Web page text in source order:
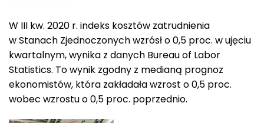
W III kw. 2020 r. indeks kosztów zatrudnienia
w Stanach Zjednoczonych wzrósł o 0,5 proc. w ujęciu
kwartalnym, wynika z danych Bureau of Labor
Statistics. To wynik zgodny z medianą prognoz
ekonomistów, która zakładała wzrost o 0,5 proc.
wobec wzrostu o 0,5 proc. poprzednio.